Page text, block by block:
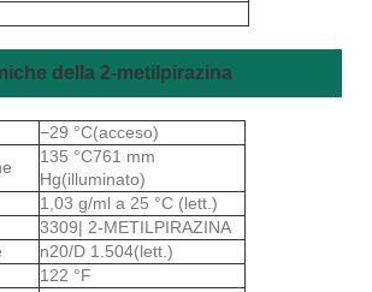
della 2-metilpirazina
−29 °C(acceso)
135 °C761 mm
Hg(illuminato)
1,03 g/ml a 25 °C (lett.)
3309| 2-METILPIRAZINA
n20/D 1.504(lett.)
122 °F